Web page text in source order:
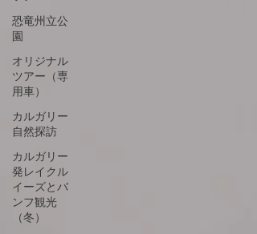
恐竜州立公
園
オリジナル
ツアー（専
用車）
カルガリー
自然探訪
カルガリー
発レイクル
イーズとバ
ンフ観光
（冬）